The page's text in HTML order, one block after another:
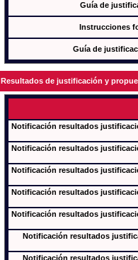
Guía de
Instrucciones
Guía de
Resultados de justificación y
Notificación resultados
Notificación resultados
Notificación resultados
Notificación resultados
Notificación resultados
Notificación resultados
Notificación resultados